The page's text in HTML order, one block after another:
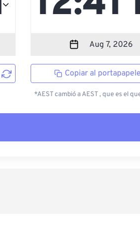
Copiar al
*AEST cambió a AEST , que es el